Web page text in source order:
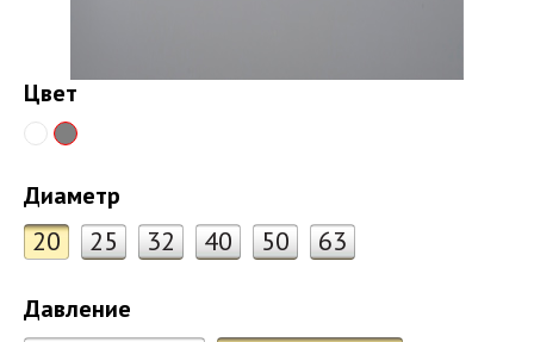
Цвет
Диаметр
20 25 32 40 50 63
Давление